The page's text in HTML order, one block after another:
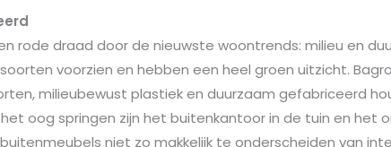
rode draad door de nieuwste woontrends: milieu en
voorzien en hebben een heel groen uitzicht.
milieubewust plastiek en duurzaam gefabriceerd
oog springen zijn het buitenkantoor in de tuin en het
niet zo makkelijk te onderscheiden van